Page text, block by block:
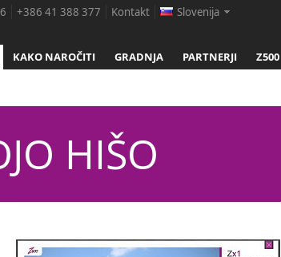
+386 41 388 377 Kontakt Slovenija
KAKO NAROČITI GRADNJA PARTNERJI Z500
HIŠO